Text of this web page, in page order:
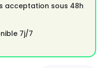
acceptation sous 48h
7j/7